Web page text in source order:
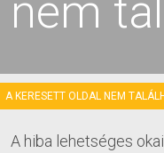
nem
A KERESETT OLDAL NEM
A hiba lehetséges